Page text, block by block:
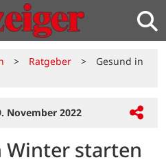
> Ratgeber >
Gesund in
November 2022
Winter starten